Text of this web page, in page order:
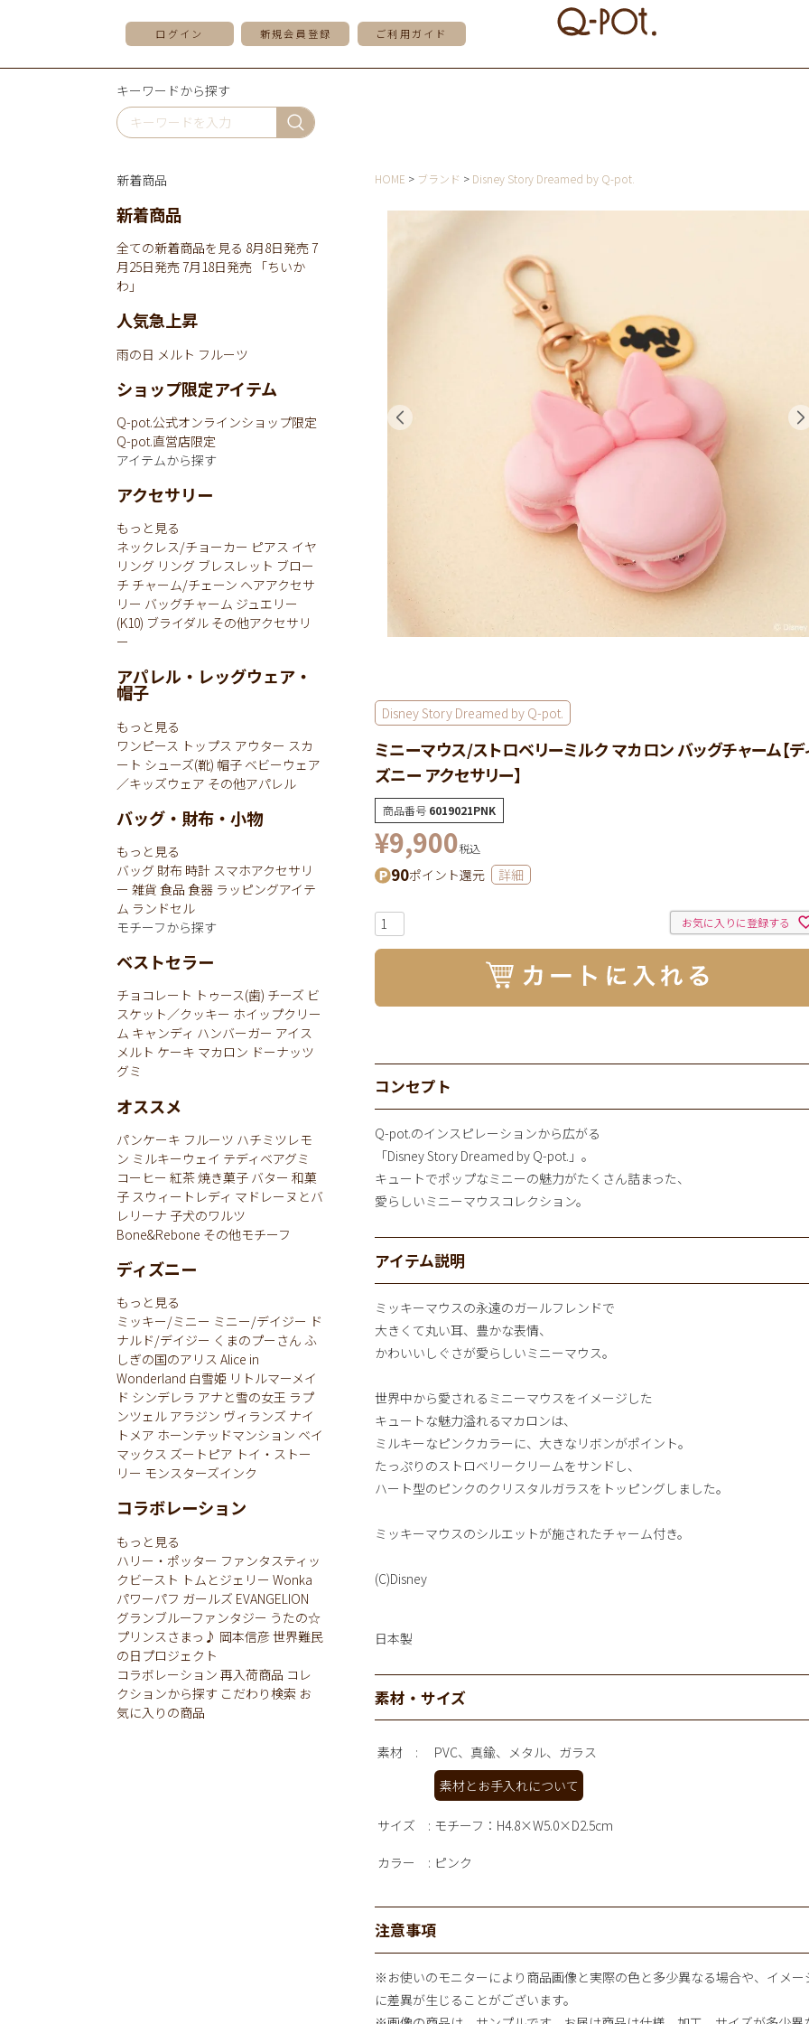
ログイン 新規会員登録 ご利用ガイド
キーワードから探す
HOME ブランド Disney Story Dreamed by Q-pot.
Disney Story Dreamed by Q-pot.
ミニーマウス/ストロベリーミルク マカロン バッグチャーム【デ
ズニー アクセサリー】
商品番号 6019021PNK
¥9,900税込
90ポイント還元 詳細
お気に入りに登録する
コンセプト
Q-pot.のインスピレーションから広がる
「Disney Story Dreamed by Q-pot.」。
キュートでポップなミニーの魅力がたくさん詰まった、
愛らしいミニーマウスコレクション。
アイテム説明
ミッキーマウスの永遠のガールフレンドで
大きくて丸い耳、豊かな表情、
かわいいしぐさが愛らしいミニーマウス。
世界中から愛されるミニーマウスをイメージした
キュートな魅力溢れるマカロンは、
ミルキーなピンクカラーに、大きなリボンがポイント。
たっぷりのストロベリークリームをサンドし、
ハート型のピンクのクリスタルガラスをトッピングしました。
ミッキーマウスのシルエットが施されたチャーム付き。
(C)Disney
日本製
素材・サイズ
素材
PVC、真鍮、メタル、ガラス
素材とお手入れについて
サイズ モチーフ：H4.8×W5.0×D2.5cm
カラー ピンク
注意事項
※お使いのモニターにより商品画像と実際の色と多少異なる場合や、イメー
に差異が生じることがございます。
新着商品
新着商品
全ての新着商品を見る 8月8日発売7
月25日発売7月18日発売 「ちいか
わ」
人気急上昇
雨の日 メルト フルーツ
ショップ限定アイテム
Q-pot.公式オンラインショップ限定
Q-pot.直営店限定
アイテムから探す
アクセサリー
もっと見る
ネックレス/チョーカー ピアス イヤ
リング リング ブレスレット ブロー
チ チャーム/チェーン ヘアアクセサ
リー バッグチャーム ジュエリー
(K10) ブライダル その他アクセサリ
ー
アパレル・レッグウェア・
帽子
もっと見る
ワンピース トップス アウター スカ
ート シューズ(靴) 帽子 ベビーウェア
／キッズウェア その他アパレル
バッグ・財布・小物
もっと見る
バッグ 財布 時計 スマホアクセサリ
ー 雑貨 食品 食器 ラッピングアイテ
ム ランドセル
モチーフから探す
ベストセラー
チョコレート トゥース(歯) チーズ ビ
スケット／クッキー ホイップクリー
ム キャンディ ハンバーガー アイス
メルト ケーキ マカロン ドーナッツ
グミ
オススメ
パンケーキ フルーツ ハチミツレモ
ン ミルキーウェイ テディベアグミ
コーヒー 紅茶焼き菓子 バター 和菓
子 スウィートレディ マドレーヌとバ
レリーナ 子犬のワルツ
Bone&Rebone その他モチーフ
ディズニー
もっと見る
ミッキー/ミニー ミニー/デイジー ド
ナルド/デイジー くまのプーさん ふ
しぎの国のアリス Alice in
Wonderland 白雪姫 リトルマーメイ
ド シンデレラ アナと雪の女王 ラプ
ンツェル アラジン ヴィランズ ナイ
トメア ホーンテッドマンション ベイ
マックス ズートピア トイ・ストー
リー モンスターズインク
コラボレーション
もっと見る
ハリー・ポッター ファンタスティッ
クビースト トムとジェリー Wonka
パワーパフ ガールズ EVANGELION
グランブルーファンタジー うたの☆
プリンスさまっ♪ 岡本信彦世界難民
の日プロジェクト
コラボレーション 再入荷商品 コレ
クションから探す こだわり検索 お
気に入りの商品